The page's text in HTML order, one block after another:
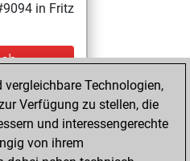
in Fritz
16,
won
Fritz
vergleichbare Technologien,
Verfügung zu stellen, die
und interessengerechte
von ihrem